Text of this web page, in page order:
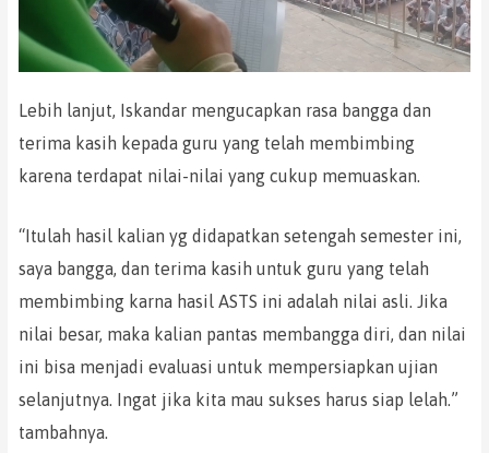
Lebih lanjut, Iskandar mengucapkan rasa bangga dan
terima kasih kepada guru yang telah membimbing
karena terdapat nilai-nilai yang cukup memuaskan.
“Itulah hasil kalian yg didapatkan setengah semester ini,
saya bangga, dan terima kasih untuk guru yang telah
membimbing karna hasil ASTS ini adalah nilai asli. Jika
nilai besar, maka kalian pantas membangga diri, dan nilai
ini bisa menjadi evaluasi untuk mempersiapkan ujian
selanjutnya. Ingat jika kita mau sukses harus siap lelah.”
tambahnya.